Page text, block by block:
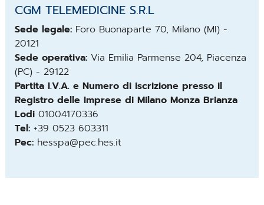
CGM TELEMEDICINE S.R.L
Sede legale: Foro Buonaparte 70, Milano (MI) -
20121
Sede operativa: Via Emilia Parmense 204, Piacenza
(PC) - 29122
Partita I.V.A. e Numero di iscrizione presso il
Registro delle Imprese di Milano Monza Brianza
Lodi 01004170336
Tel: +39 0523 603311
Pec: hesspa@pec.hes.it